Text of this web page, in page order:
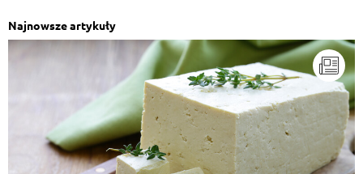
Najnowsze artykuły